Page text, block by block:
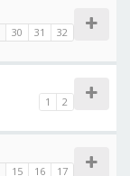
30 31 32
1 2
15 16 17